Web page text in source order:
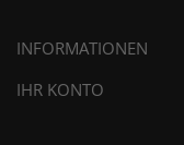
INFORMATIONEN
IHR KONTO